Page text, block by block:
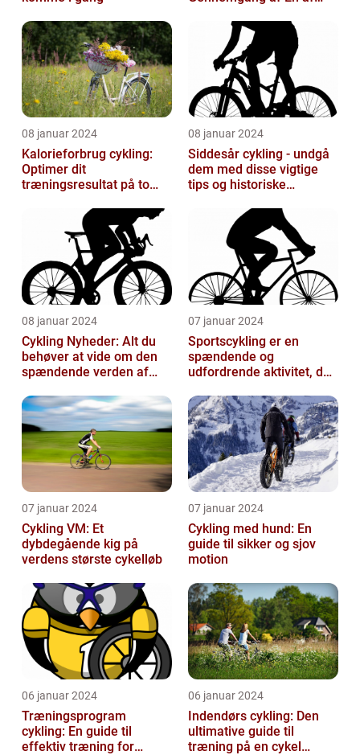
Prestigefyldte r
08 januar 2024
Kalorieforbrug cykling:
Optimer dit
træningsresultat på to
08 januar 2024
Siddesår cykling - undgå
dem med disse vigtige
tips og historiske
08 januar 2024
Cykling Nyheder: Alt du
behøver at vide om den
spændende verden af
07 januar 2024
Sportscykling er en
spændende og
udfordrende aktivitet, der
fritidsmotionister o...
07 januar 2024
Cykling VM: Et
dybdegående kig på
verdens største cykelløb
07 januar 2024
Cykling med hund: En
guide til sikker og sjov
motion
06 januar 2024
Træningsprogram
cykling: En guide til
effektiv træning for
06 januar 2024
Indendørs cykling: Den
ultimative guide til
træning på en cykel